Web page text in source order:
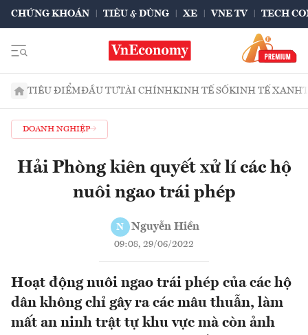
CHỨNG KHOÁN TIÊU & DÙNG XE VNE TV TECH
TIÊU ĐIỂMĐẦU TƯTÀI CHÍNHKINH TẾ SỐKINH TẾ XANH
DOANH NGHIỆP
Hải Phòng kiên quyết xử lí các hộ
nuôi ngao trái phép
N Nguyễn Hiền
09:08, 29/06/2022
Hoạt động nuôi ngao trái phép của các hộ
dân không chỉ gây ra các mâu thuẫn, làm
mất an ninh trật tự khu vực mà còn ảnh